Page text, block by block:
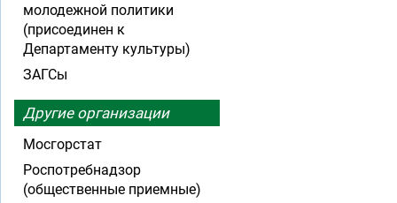
молодежной политики
(присоединен к
Департаменту культуры)
ЗАГСы
Другие организации
Мосгорстат
Роспотребнадзор
(общественные приемные)